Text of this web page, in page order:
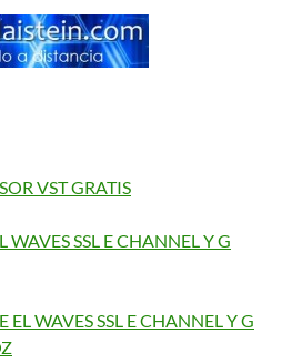
VST GRATIS
WAVES SSL E CHANNEL Y G
EL WAVES SSL E CHANNEL Y G